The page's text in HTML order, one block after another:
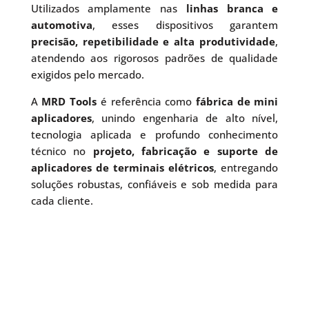
Utilizados amplamente nas linhas branca e
automotiva, esses dispositivos garantem
precisão, repetibilidade e alta produtividade,
atendendo aos rigorosos padrões de qualidade
exigidos pelo mercado.
A MRD Tools é referência como fábrica de mini
aplicadores, unindo engenharia de alto nível,
tecnologia aplicada e profundo conhecimento
técnico no projeto, fabricação e suporte de
aplicadores de terminais elétricos, entregando
soluções robustas, confiáveis e sob medida para
cada cliente.